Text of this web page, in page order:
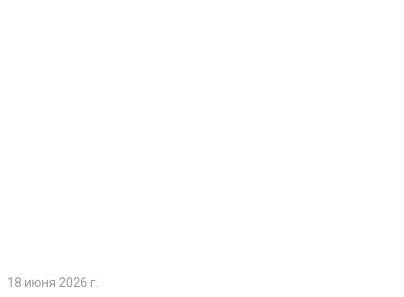
18 июня 2026 г.